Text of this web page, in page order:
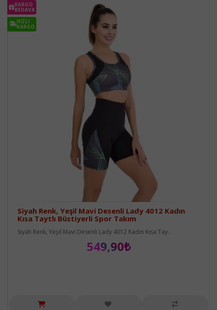
KARGO
BEDAVA
HIZLI
KARGO
Siyah Renk, Yeşil Mavi Desenli Lady 4012 Kadın
Kısa Taytlı Büstiyerli Spor Takım
Siyah Renk, Yeşil Mavi Desenli Lady 4012 Kadın Kısa Tay..
549,90₺